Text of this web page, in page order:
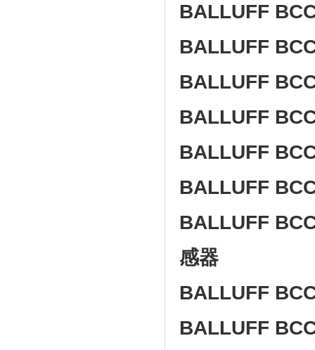
BALLUFF
BALLUFF
BALLUFF
BALLUFF
BALLUFF
BALLUFF
BALLUFF
感器
BALLUFF
BALLUFF